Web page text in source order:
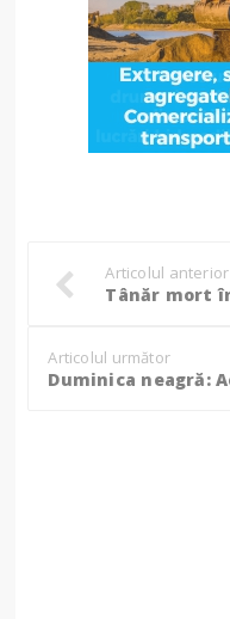
Articolul anterior
Articolul următor